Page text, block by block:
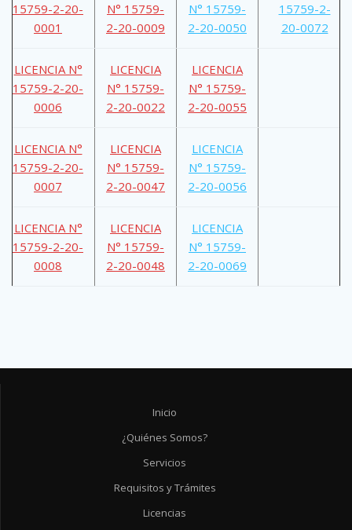
15759-2-20-
0001
N° 15759-
2-20-0009
N° 15759-
2-20-0050
15759-2-
20-0072
LICENCIA N°
15759-2-20-
0006
LICENCIA
N° 15759-
2-20-0022
LICENCIA
N° 15759-
2-20-0055
LICENCIA N°
15759-2-20-
0007
LICENCIA
N° 15759-
2-20-0047
LICENCIA
N° 15759-
2-20-0056
LICENCIA N°
15759-2-20-
0008
LICENCIA
N° 15759-
2-20-0048
LICENCIA
N° 15759-
2-20-0069
Inicio
¿Quiénes Somos?
Servicios
Requisitos y Trámites
Licencias